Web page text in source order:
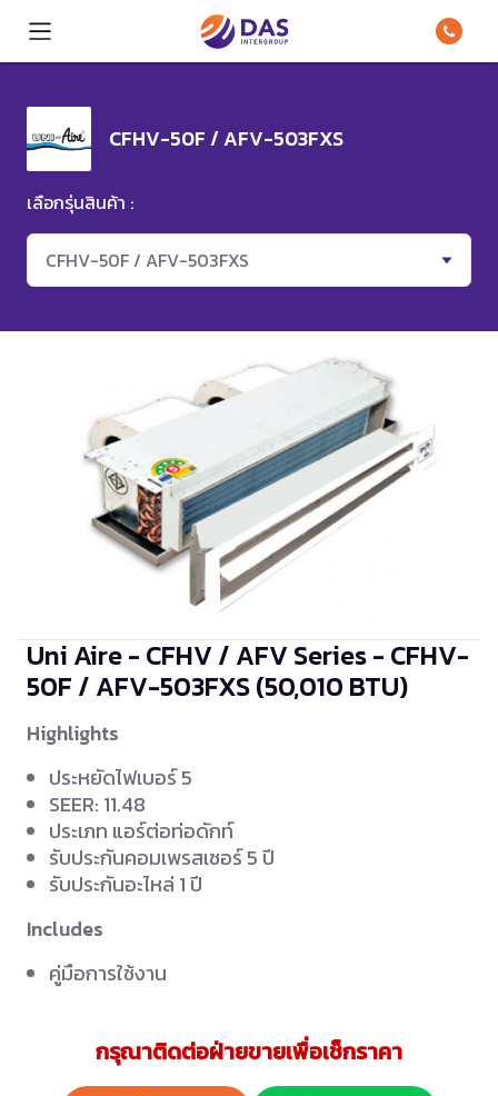
CFHV-50F / AFV-503FXS
เลือกรุ่นสินค้า :
CFHV-50F / AFV-503FXS
Uni Aire - CFHV / AFV Series - CFHV-
50F / AFV-503FXS(50,010 BTU)
Highlights
ประหยัดไฟเบอร์ 5
SEER: 11.48
ประเภท แอร์ต่อท่อดักท์
รับประกันคอมเพรสเซอร์ 5 ปี
รับประกันอะไหล่ 1 ปี
Includes
คู่มือการใช้งาน
กรุณาติดต่อฝ่ายขายเพื่อเช็กราคา